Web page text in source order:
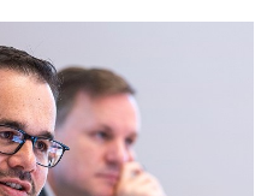
Landtag